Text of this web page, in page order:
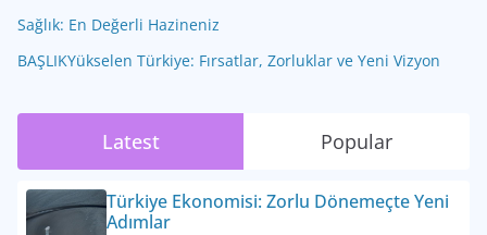
Sağlık: En Değerli Hazineniz
BAŞLIKYükselen Türkiye: Fırsatlar, Zorluklar ve Yeni Vizyon
Latest Popular
Türkiye Ekonomisi: Zorlu Dönemeçte Yeni
Adımlar